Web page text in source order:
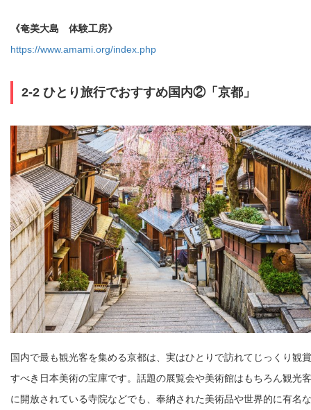
《奄美大島 体験工房》
https://www.amami.org/index.php
2-2 ひとり旅行でおすすめ国内②「京都」
国内で最も観光客を集める京都は、実はひとりで訪れてじっくり観賞
すべき日本美術の宝庫です。話題の展覧会や美術館はもちろん観光客
に開放されている寺院などでも、奉納された美術品や世界的に有名な